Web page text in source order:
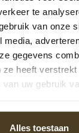
te
van onze
media,
gegevens
ze heeft
uw gebruik
Alles toestaan